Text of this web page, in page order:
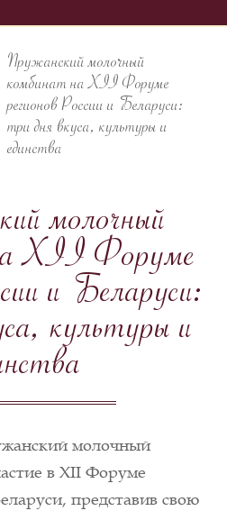
Пружанский молочный
комбинат на XII Форуме
регионов России и Беларуси:
три дня вкуса, культуры и
единства
молочный
XII Форуме
и Беларуси:
культуры и
молочный
в XII Форуме
представив свою